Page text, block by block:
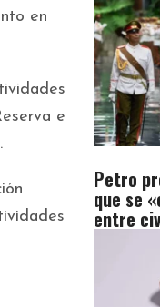
en
e
Petro
que se
entre